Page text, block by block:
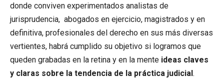
donde conviven experimentados analistas de
jurisprudencia, abogados en ejercicio, magistrados y en
definitiva, profesionales del derecho en sus más diversas
vertientes, habrá cumplido su objetivo si logramos que
queden grabadas en la retina y en la mente ideas claves
y claras sobre la tendencia de la práctica judicial.